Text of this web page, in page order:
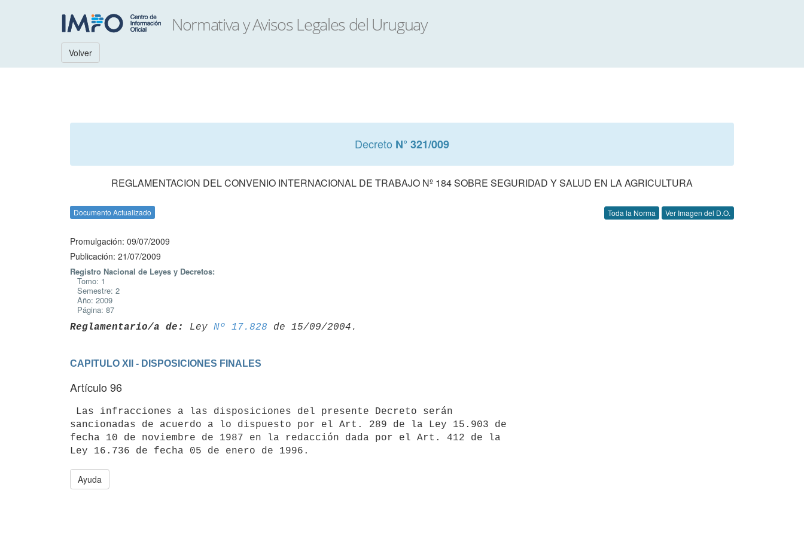
Volver
Decreto N° 321/009
REGLAMENTACION DEL CONVENIO INTERNACIONAL DE TRABAJO Nº 184 SOBRE SEGURIDAD Y SALUD EN LA AGRICULTURA
Documento Actualizado Toda la Norma Ver Imagen del D.O.
Promulgación: 09/07/2009
Publicación: 21/07/2009
Registro Nacional de Leyes y Decretos:
Tomo: 1
Semestre: 2
Año: 2009
Página: 87
Reglamentario/a de: Ley Nº 17.828
CAPITULO XII - DISPOSICIONES FINALES
Artículo 96
sancionadas de acuerdo a lo dispuesto por el Art. 289 de la Ley 15.903 de
fecha 10 de noviembre de 1987 en la redacción dada por el Art. 412 de la
Ayuda